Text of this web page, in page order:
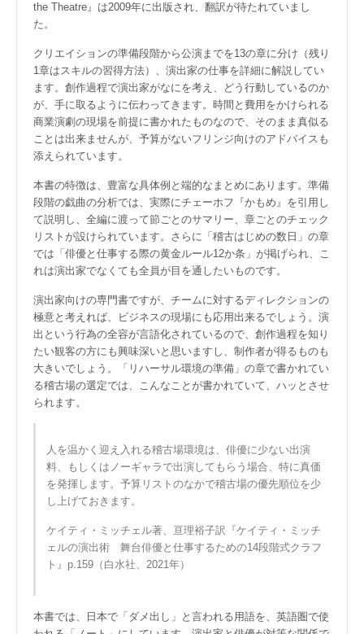
the Theatre』は2009年に出版され、翻訳が待たれていまし
た。
クリエイションの準備段階から公演までを13の章に分け（残り
1章はスキルの習得方法）、演出家の仕事を詳細に解説してい
ます。創作過程で演出家がなにを考え、どう行動しているのか
が、手に取るように伝わってきます。時間と費用をかけられる
商業演劇の現場を前提に書かれたものなので、そのまま真似る
ことは出来ませんが、予算がないフリンジ向けのアドバイスも
添えられています。
本書の特徴は、豊富な具体例と端的なまとめにあります。準備
段階の戯曲の分析では、実際にチェーホフ『かもめ』を引用し
て説明し、全編に渡って節ごとのサマリー、章ごとのチェック
リストが設けられています。さらに「稽古はじめの数日」の章
では「俳優と仕事する際の黄金ルール12か条」が掲げられ、こ
れは演出家でなくても全員が目を通したいものです。
演出家向けの専門書ですが、チームに対するディレクションの
極意と考えれば、ビジネスの現場にも応用出来るでしょう。演
出という行為の全容が言語化されているので、創作過程を知り
たい観客の方にも興味深いと思いますし、制作者が得るものも
大きいでしょう。「リハーサル環境の準備」の章で書かれてい
る稽古場の選定では、こんなことが書かれていて、ハッとさせ
られます。
人を温かく迎え入れる稽古場環境は、俳優に少ない出演
料、もしくはノーギャラで出演してもらう場合、特に真価
を発揮します。予算リストのなかで稽古場の優先順位を少
し上げておきます。
ケイティ・ミッチェル著、亘理裕子訳『ケイティ・ミッチ
ェルの演出術 舞台俳優と仕事するための14段階式クラフ
ト』p.159（白水社、2021年）
本書では、日本で「ダメ出し」と言われる用語を、英語圏で使